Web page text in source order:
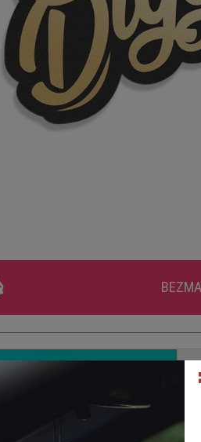
APRAKSTS
Izmantotas tikai augstas kvalitātes ORACAL